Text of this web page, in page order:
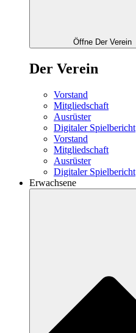
Öffne Der Verein
Der Verein
Vorstand
Mitgliedschaft
Ausrüster
Digitaler Spielbericht
Vorstand
Mitgliedschaft
Ausrüster
Digitaler Spielbericht
Erwachsene